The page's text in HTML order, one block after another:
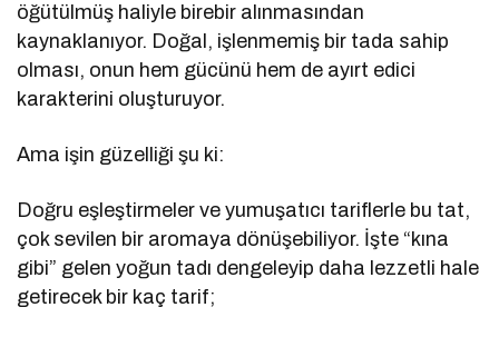
öğütülmüş haliyle birebir alınmasından
kaynaklanıyor. Doğal, işlenmemiş bir tada sahip
olması, onun hem gücünü hem de ayırt edici
karakterini oluşturuyor.
Ama işin güzelliği şu ki:
Doğru eşleştirmeler ve yumuşatıcı tariflerle bu tat,
çok sevilen bir aromaya dönüşebiliyor. İşte “kına
gibi” gelen yoğun tadı dengeleyip daha lezzetli hale
getirecek bir kaç tarif;